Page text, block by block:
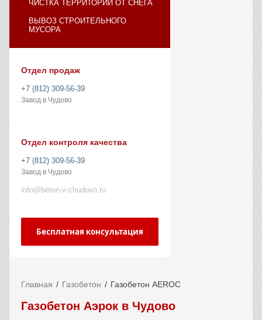
ЧИСТКА ТЕРРИТОРИИ ОТ СНЕГА
ВЫВОЗ СТРОИТЕЛЬНОГО
МУСОРА
Отдел продаж
+7 (812) 309-56-39
Завод в Чудово
Отдел контроля качества
+7 (812) 309-56-39
Завод в Чудово
info@beton-v-chudovo.ru
Бесплатная консультация
Главная Газобетон Газобетон AEROC
Газобетон Аэрок в Чудово